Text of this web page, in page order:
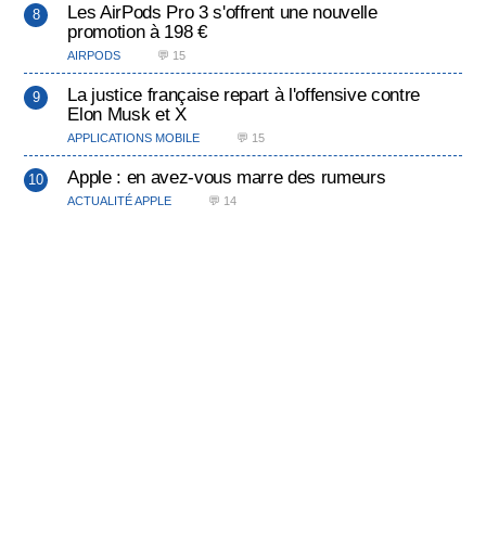
Les AirPods Pro 3 s'offrent une nouvelle
promotion à 198 €
AIRPODS 💬 15
La justice française repart à l'offensive contre
Elon Musk et X
APPLICATIONS MOBILE 💬 15
Apple : en avez-vous marre des rumeurs
ACTUALITÉ APPLE 💬 14